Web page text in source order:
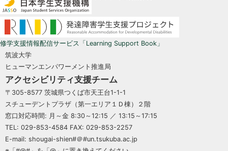
修学支援情報配信サービス「Learning Support Book」
筑波大学
ヒューマンエンパワーメント推進局
アクセシビリティ支援チーム
〒305-8577 茨城県つくば市天王台1-1-1
スチューデントプラザ（第一エリア１Ｄ棟）２階
窓口対応時間: 月～金 8:30～12:15 ／ 13:15～17:15
TEL: 029-853-4584 FAX: 029-853-2257
E-mail: shougai-shien#＠#un.tsukuba.ac.jp